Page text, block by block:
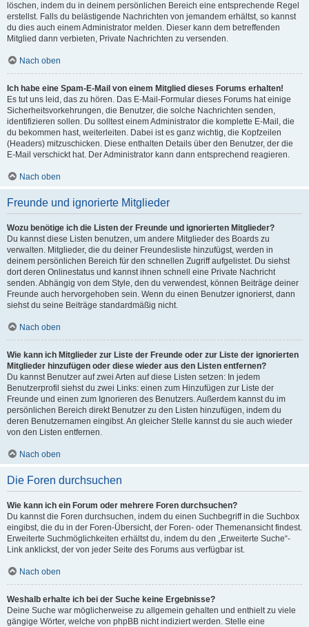
löschen, indem du in deinem persönlichen Bereich eine entsprechende Regel
erstellst. Falls du belästigende Nachrichten von jemandem erhältst, so kannst
du dies auch einem Administrator melden. Dieser kann dem betreffenden
Mitglied dann verbieten, Private Nachrichten zu versenden.
Nach oben
Ich habe eine Spam-E-Mail von einem Mitglied dieses Forums erhalten!
Es tut uns leid, das zu hören. Das E-Mail-Formular dieses Forums hat einige
Sicherheitsvorkehrungen, die Benutzer, die solche Nachrichten senden,
identifizieren sollen. Du solltest einem Administrator die komplette E-Mail, die
du bekommen hast, weiterleiten. Dabei ist es ganz wichtig, die Kopfzeilen
(Headers) mitzuschicken. Diese enthalten Details über den Benutzer, der die
E-Mail verschickt hat. Der Administrator kann dann entsprechend reagieren.
Nach oben
Freunde und ignorierte Mitglieder
Wozu benötige ich die Listen der Freunde und ignorierten Mitglieder?
Du kannst diese Listen benutzen, um andere Mitglieder des Boards zu
verwalten. Mitglieder, die du deiner Freundesliste hinzufügst, werden in
deinem persönlichen Bereich für den schnellen Zugriff aufgelistet. Du siehst
dort deren Onlinestatus und kannst ihnen schnell eine Private Nachricht
senden. Abhängig von dem Style, den du verwendest, können Beiträge deiner
Freunde auch hervorgehoben sein. Wenn du einen Benutzer ignorierst, dann
siehst du seine Beiträge standardmäßig nicht.
Nach oben
Wie kann ich Mitglieder zur Liste der Freunde oder zur Liste der ignorierten
Mitglieder hinzufügen oder diese wieder aus den Listen entfernen?
Du kannst Benutzer auf zwei Arten auf diese Listen setzen: In jedem
Benutzerprofil siehst du zwei Links: einen zum Hinzufügen zur Liste der
Freunde und einen zum Ignorieren des Benutzers. Außerdem kannst du im
persönlichen Bereich direkt Benutzer zu den Listen hinzufügen, indem du
deren Benutzernamen eingibst. An gleicher Stelle kannst du sie auch wieder
von den Listen entfernen.
Nach oben
Die Foren durchsuchen
Wie kann ich ein Forum oder mehrere Foren durchsuchen?
Du kannst die Foren durchsuchen, indem du einen Suchbegriff in die Suchbox
eingibst, die du in der Foren-Übersicht, der Foren- oder Themenansicht findest.
Erweiterte Suchmöglichkeiten erhältst du, indem du den „Erweiterte Suche“-
Link anklickst, der von jeder Seite des Forums aus verfügbar ist.
Nach oben
Weshalb erhalte ich bei der Suche keine Ergebnisse?
Deine Suche war möglicherweise zu allgemein gehalten und enthielt zu viele
gängige Wörter, welche von phpBB nicht indiziert werden. Stelle eine